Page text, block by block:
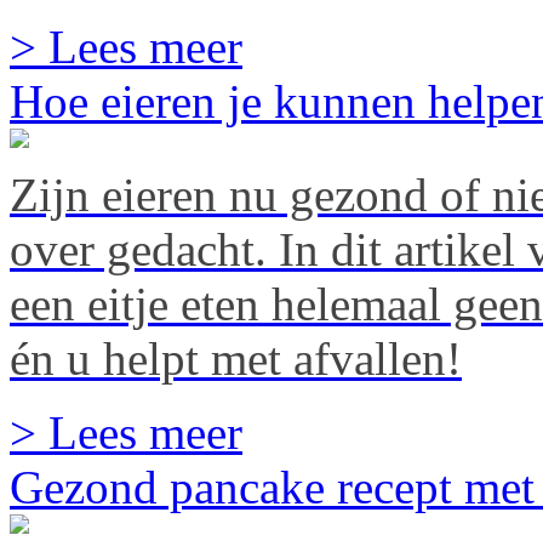
> Lees meer
Hoe eieren je kunnen
Zijn eieren nu gezond of
over gedacht. In dit artikel
een eitje eten helemaal
én u helpt met afvallen!
> Lees meer
Gezond pancake recept